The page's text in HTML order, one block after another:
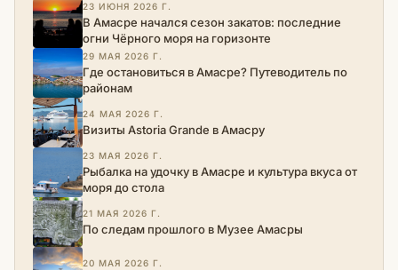
23 ИЮНЯ 2026 Г.
В Амасре начался сезон закатов: последние
огни Чёрного моря на горизонте
29 МАЯ 2026 Г.
Где остановиться в Амасре? Путеводитель по
районам
24 МАЯ 2026 Г.
Визиты Astoria Grande в Амасру
23 МАЯ 2026 Г.
Рыбалка на удочку в Амасре и культура вкуса от
моря до стола
21 МАЯ 2026 Г.
По следам прошлого в Музее Амасры
20 МАЯ 2026 Г.